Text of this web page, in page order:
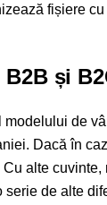
fișiere
și
de
Dacă în
alte
de alte